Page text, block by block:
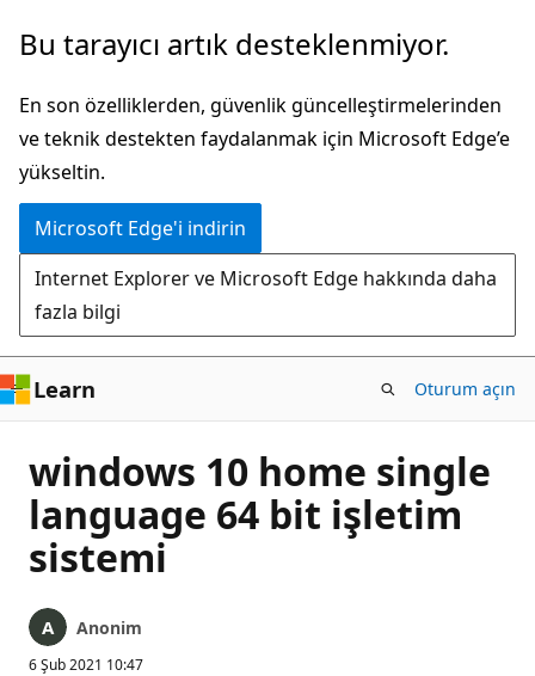
Ana
atla
Bu tarayıcı artık desteklenmiyor.
En son özelliklerden, güvenlik güncelleştirmelerinden
ve teknik destekten faydalanmak için Microsoft Edge’e
yükseltin.
Microsoft Edge'i indirin
Internet Explorer ve Microsoft Edge hakkında daha
fazla bilgi
Learn Oturum açın
windows 10 home single
language 64 bit işletim
sistemi
Anonim
6 Şub 2021 10:47